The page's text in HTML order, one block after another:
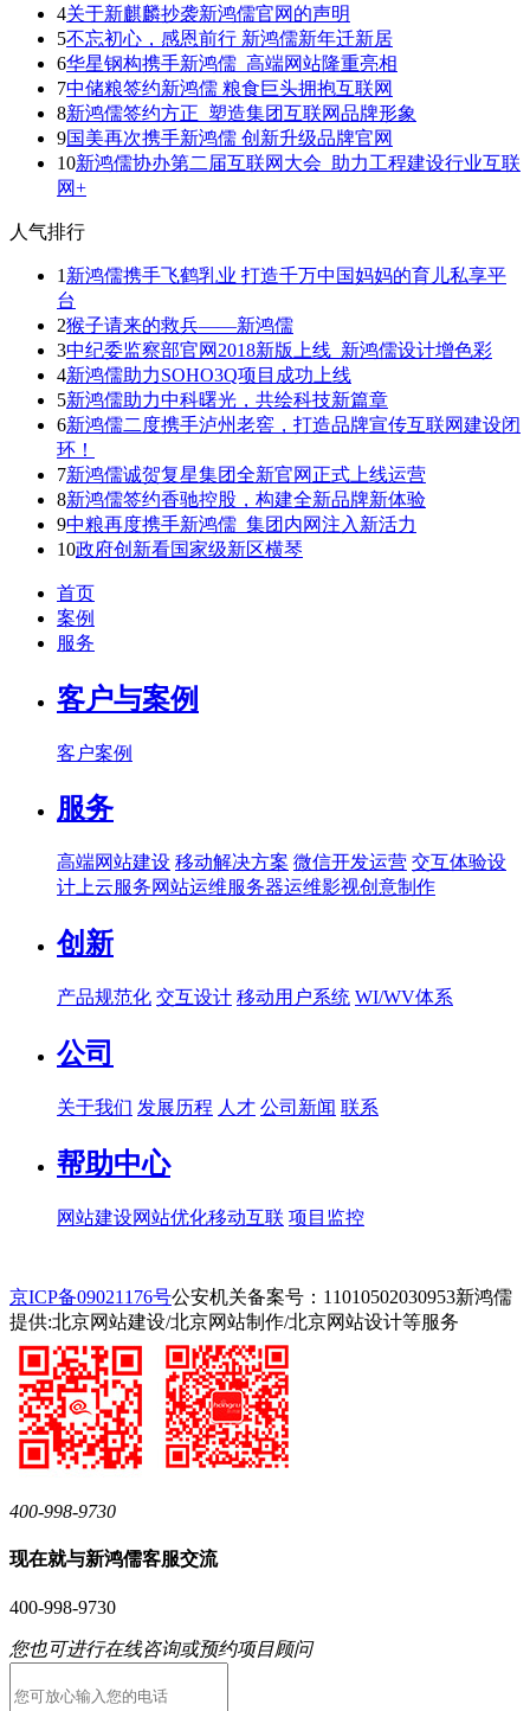
4关于新麒麟抄袭新鸿儒官网的声明
5不忘初心，感恩前行 新鸿儒新年迁新居
6华星钢构携手新鸿儒 高端网站隆重亮相
7中储粮签约新鸿儒 粮食巨头拥抱互联网
8新鸿儒签约方正 塑造集团互联网品牌形象
9国美再次携手新鸿儒 创新升级品牌官网
10新鸿儒协办第二届互联网大会 助力工程建设行业互联
网+
人气排行
1 新鸿儒携手飞鹤乳业 打造千万中国妈妈的育儿私享平
台
2猴子请来的救兵——新鸿儒
3中纪委监察部官网2018新版上线 新鸿儒设计增色彩
4新鸿儒助力SOHO3Q项目成功上线
5新鸿儒助力中科曙光，共绘科技新篇章
6新鸿儒二度携手泸州老窖，打造品牌宣传互联网建设闭
环！
7新鸿儒诚贺复星集团全新官网正式上线运营
8新鸿儒签约香驰控股，构建全新品牌新体验
9中粮再度携手新鸿儒 集团内网注入新活力
10政府创新看国家级新区横琴
首页
案例
服务
客户与案例
客户案例
服务
高端网站建设 移动解决方案 微信开发运营 交互体验设
计 上云服务网站运维服务器运维影视创意制作
创新
产品规范化 交互设计 移动用户系统 WI/WV体系
公司
关于我们 发展历程 人才 公司新闻 联系
帮助中心
网站建设网站优化移动互联 项目监控
京ICP备09021176号公安机关备案号：11010502030953新鸿儒
提供:北京网站建设/北京网站制作/北京网站设计等服务
400-998-9730
现在就与新鸿儒客服交流
400-998-9730
您也可进行在线咨询或预约项目顾问